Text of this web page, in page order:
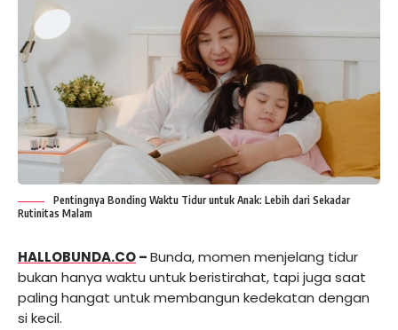
Pentingnya Bonding Waktu Tidur untuk Anak: Lebih dari Sekadar
Rutinitas Malam
HALLOBUNDA.CO–Bunda, momen menjelang tidur
bukan hanya waktu untuk beristirahat, tapi juga saat
paling hangat untuk membangun kedekatan dengan
si kecil.